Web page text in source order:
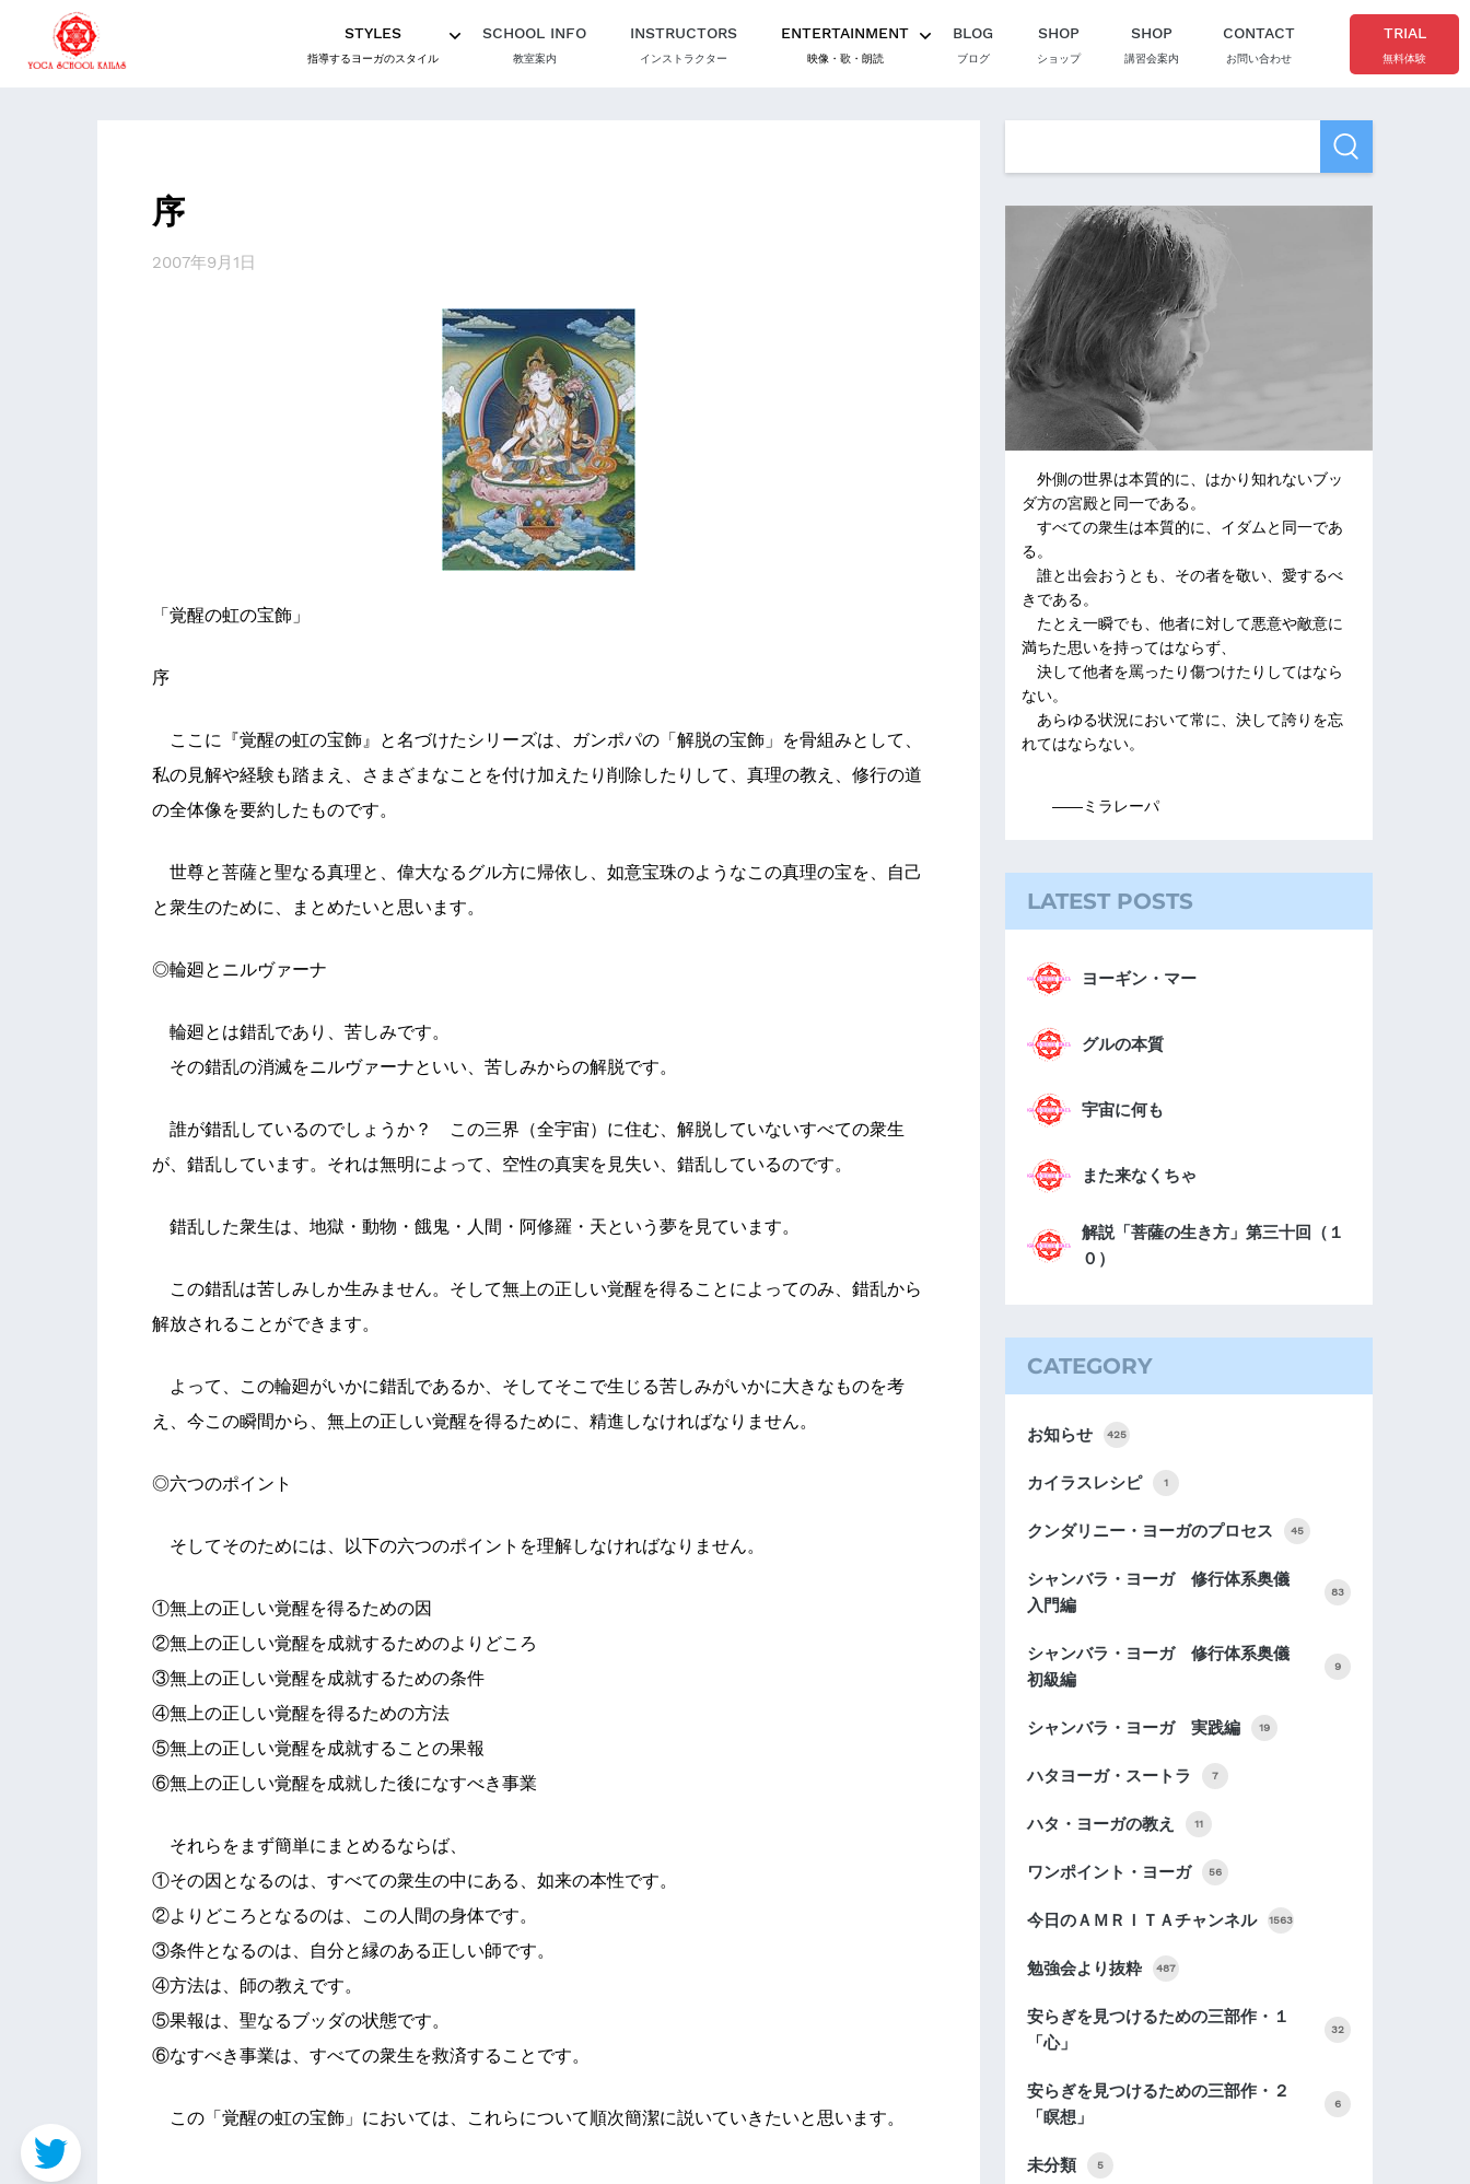
STYLES
指導するヨーガのスタイル
SCHOOL INFO
教室案内
INSTRUCTORS
インストラクター
ENTERTAINMENT
映像・歌・朗読
BLOG
ブログ
SHOP
ショップ
SHOP
講習会案内
CONTACT
お問い合わせ
TRIAL
無料体験
序
2007年9月1日
「覚醒の虹の宝飾」
序
ここに『覚醒の虹の宝飾』と名づけたシリーズは、ガンポパの「解脱の宝飾」を骨組みとして、
私の見解や経験も踏まえ、さまざまなことを付け加えたり削除したりして、真理の教え、修行の道
の全体像を要約したものです。
世尊と菩薩と聖なる真理と、偉大なるグル方に帰依し、如意宝珠のようなこの真理の宝を、自己
と衆生のために、まとめたいと思います。
◎輪廻とニルヴァーナ
輪廻とは錯乱であり、苦しみです。
その錯乱の消滅をニルヴァーナといい、苦しみからの解脱です。
誰が錯乱しているのでしょうか？ この三界（全宇宙）に住む、解脱していないすべての衆生
が、錯乱しています。それは無明によって、空性の真実を見失い、錯乱しているのです。
錯乱した衆生は、地獄・動物・餓鬼・人間・阿修羅・天という夢を見ています。
この錯乱は苦しみしか生みません。そして無上の正しい覚醒を得ることによってのみ、錯乱から
解放されることができます。
よって、この輪廻がいかに錯乱であるか、そしてそこで生じる苦しみがいかに大きなものを考
え、今この瞬間から、無上の正しい覚醒を得るために、精進しなければなりません。
◎六つのポイント
そしてそのためには、以下の六つのポイントを理解しなければなりません。
①無上の正しい覚醒を得るための因
②無上の正しい覚醒を成就するためのよりどころ
③無上の正しい覚醒を成就するための条件
④無上の正しい覚醒を得るための方法
⑤無上の正しい覚醒を成就することの果報
⑥無上の正しい覚醒を成就した後になすべき事業
それらをまず簡単にまとめるならば、
①その因となるのは、すべての衆生の中にある、如来の本性です。
②よりどころとなるのは、この人間の身体です。
③条件となるのは、自分と縁のある正しい師です。
④方法は、師の教えです。
⑤果報は、聖なるブッダの状態です。
⑥なすべき事業は、すべての衆生を救済することです。
この「覚醒の虹の宝飾」においては、これらについて順次簡潔に説いていきたいと思います。
外側の世界は本質的に、はかり知れないブッ
ダ方の宮殿と同一である。
すべての衆生は本質的に、イダムと同一であ
る。
誰と出会おうとも、その者を敬い、愛するべ
きである。
たとえ一瞬でも、他者に対して悪意や敵意に
満ちた思いを持ってはならず、
決して他者を罵ったり傷つけたりしてはなら
ない。
あらゆる状況において常に、決して誇りを忘
れてはならない。
――ミラレーパ
LATEST POSTS
ヨーギン・マー
グルの本質
宇宙に何も
また来なくちゃ
解説「菩薩の生き方」第三十回（１
０）
CATEGORY
お知らせ 425
カイラスレシピ 1
クンダリニー・ヨーガのプロセス 45
シャンバラ・ヨーガ 修行体系奥儀
入門編
83
シャンバラ・ヨーガ 修行体系奥儀
初級編
9
シャンバラ・ヨーガ 実践編 19
ハタヨーガ・スートラ 7
ハタ・ヨーガの教え 11
ワンポイント・ヨーガ 56
今日のＡＭＲＩＴＡチャンネル 1563
勉強会より抜粋 487
安らぎを見つけるための三部作・１
「心」
32
安らぎを見つけるための三部作・２
「瞑想」
6
未分類 5